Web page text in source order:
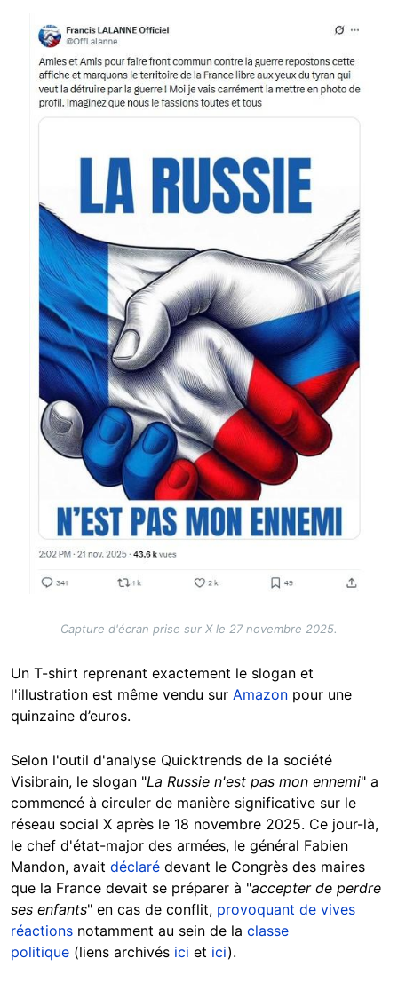
Image
Capture d'écran prise sur X le 27 novembre 2025.
Un T-shirt reprenant exactement le slogan et
l'illustration est même vendu sur Amazon pour une
quinzaine d’euros.
Selon l'outil d'analyse Quicktrends de la société
Visibrain, le slogan "La Russie n'est pas mon ennemi" a
commencé à circuler de manière significative sur le
réseau social X après le 18 novembre 2025. Ce jour-là,
le chef d'état-major des armées, le général Fabien
Mandon, avait déclaré devant le Congrès des maires
que la France devait se préparer à "accepter de perdre
ses enfants" en cas de conflit, provoquant de vives
réactions notamment au sein de la classe
politique (liens archivés ici et ici).